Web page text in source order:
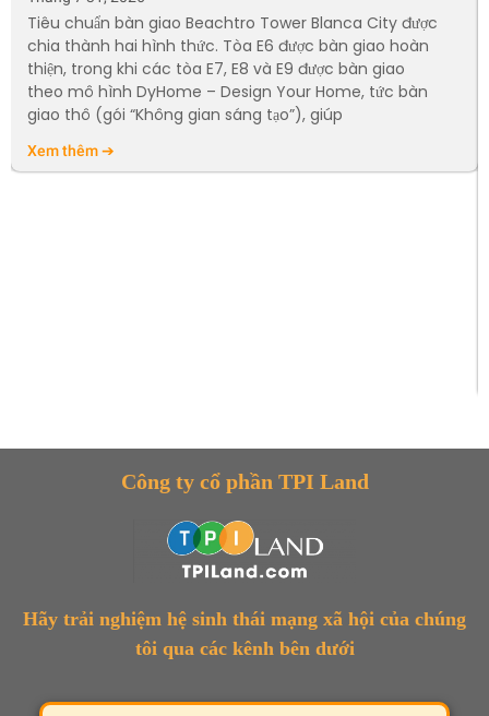
Tiêu chuẩn bàn giao Beachtro Tower Blanca City được
chia thành hai hình thức. Tòa E6 được bàn giao hoàn
thiện, trong khi các tòa E7, E8 và E9 được bàn giao
theo mô hình DyHome – Design Your Home, tức bàn
giao thô (gói “Không gian sáng tạo”), giúp
Xem thêm ➔
Công ty cổ phần TPI Land
Hãy trải nghiệm hệ sinh thái mạng xã hội của chúng
tôi qua các kênh bên dưới